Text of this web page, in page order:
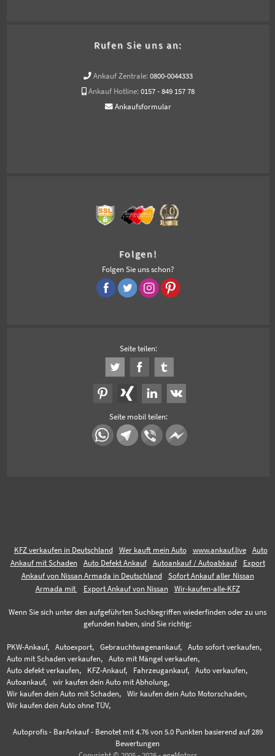
Rufen Sie uns an:
Ankauf Zentrale: 0800-0044333
Ankauf Hotline: 0157 - 849 157 78
Ankaufsformular
Folgen!
Folgen Sie uns schon?
Seite teilen:
Seite mobil teilen:
KFZ verkaufen in Deutschland Wer kauft mein Auto www.ankauf.live
Auto
Ankauf mit Schaden
Auto Defekt Ankauf Autoankauf / Autoabkauf
Export
Ankauf von Nissan Armada in Deutschland
Sofort Ankauf aller Nissan
Armada mit
Export Ankauf von Nissan Wir-kaufen-alle-KFZ
Wenn Sie sich unter den aufgeführten Suchbegriffen wiederfinden oder zu uns
gefunden haben, sind Sie richtig:
PKW-Ankauf, Autoexport, Gebrauchtwagenankauf,
Auto sofort verkaufen,
Auto mit Schaden verkaufen,
Auto mit Mängel verkaufen,
Auto defekt verkaufen,
KFZ-Ankauf, Fahrzeugankauf,
Auto verkaufen,
Autoankauf,
wir kaufen dein Auto mit Abholung,
Wir kaufen dein Auto mit Schaden,
Wir kaufen dein Auto Motorschaden,
Wir kaufen dein Auto ohne TÜV,
Autoprofis - BarAnkauf- Benotet mit 4.76von 5.0 Punkten basierend auf 289
Bewertungen